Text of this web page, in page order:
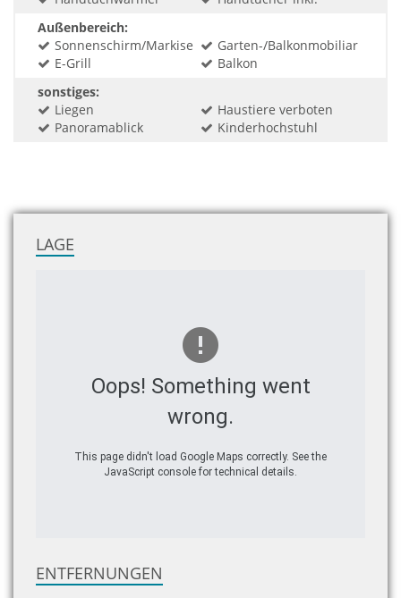
Außenbereich:
Sonnenschirm/Markise
Garten-/Balkonmobiliar
E-Grill
Balkon
sonstiges:
Liegen
Haustiere verboten
Panoramablick
Kinderhochstuhl
LAGE
Oops! Something went
wrong.
This page didn't load Google Maps correctly. See the
JavaScript console for technical details.
ENTFERNUNGEN